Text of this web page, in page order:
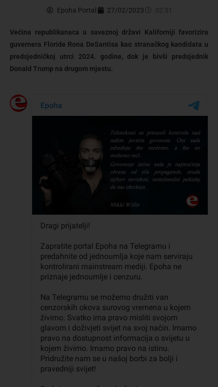
Epoha Portal 27/02/2023 02:31
Većina republikanaca u saveznoj državi Kaliforniji favorizira
guvernera Floride Rona DeSantisa kao stranačkog kandidata u
predsjedničkoj utrci 2024. godine, dok je bivši predsjednik
Donald Trump na drugom mjestu.